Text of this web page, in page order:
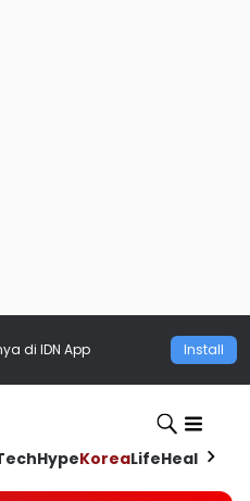
di IDN App Install
HypeKoreaLifeHealth